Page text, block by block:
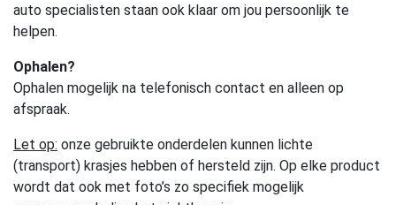
auto specialisten staan ook klaar om jou persoonlijk te
helpen.
Ophalen?
Ophalen mogelijk na telefonisch contact en alleen op
afspraak.
Let op: onze gebruikte onderdelen kunnen lichte
(transport) krasjes hebben of hersteld zijn. Op elke product
wordt dat ook met foto’s zo specifiek mogelijk